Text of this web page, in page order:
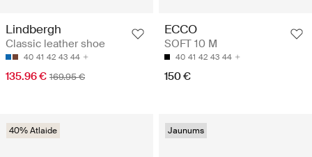
Lindbergh
Classic leather shoe
40 41 42 43 44
135.96 € 169.95 €
ECCO
SOFT 10 M
40 41 42 43 44
150 €
40% Atlaide Jaunums